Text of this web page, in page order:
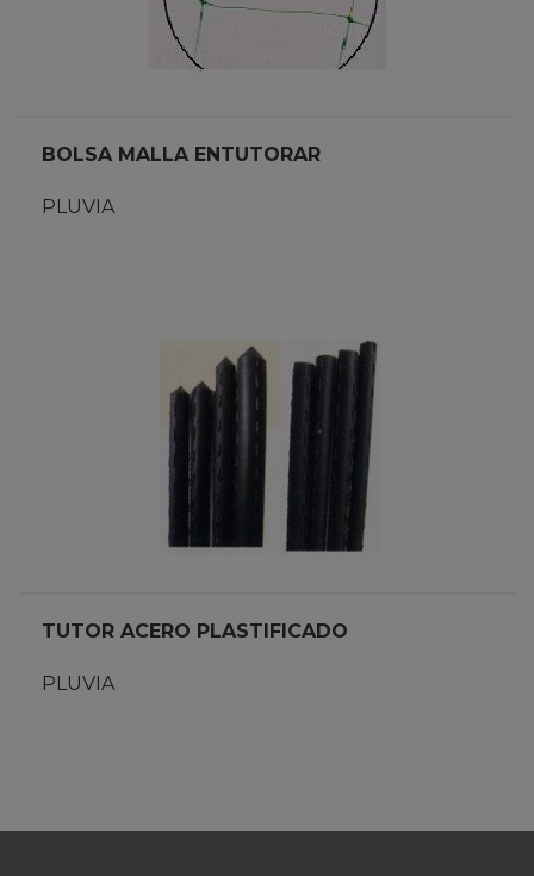
BOLSA MALLA ENTUTORAR
PLUVIA
TUTOR ACERO PLASTIFICADO
PLUVIA